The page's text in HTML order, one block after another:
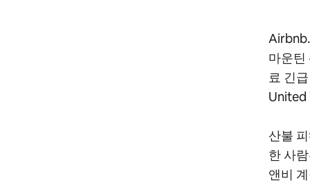
마운틴
료 긴
United
산불
한 사
앤비